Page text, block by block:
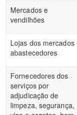
Mercados e
vendilhões
Lojas dos mercados
abastecedores
Fornecedores dos
serviços por
adjudicação de
limpeza, segurança,